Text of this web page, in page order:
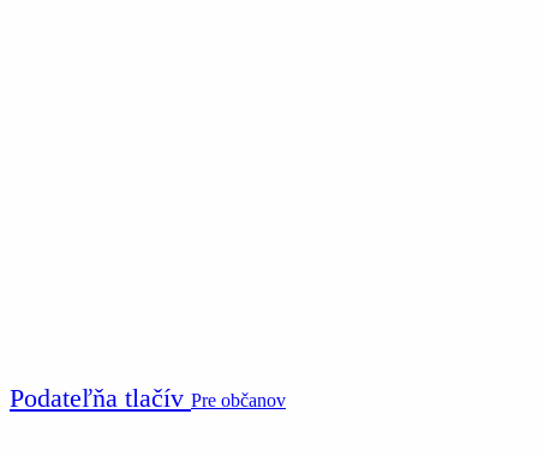
Podateľňa tlačív Pre občanov